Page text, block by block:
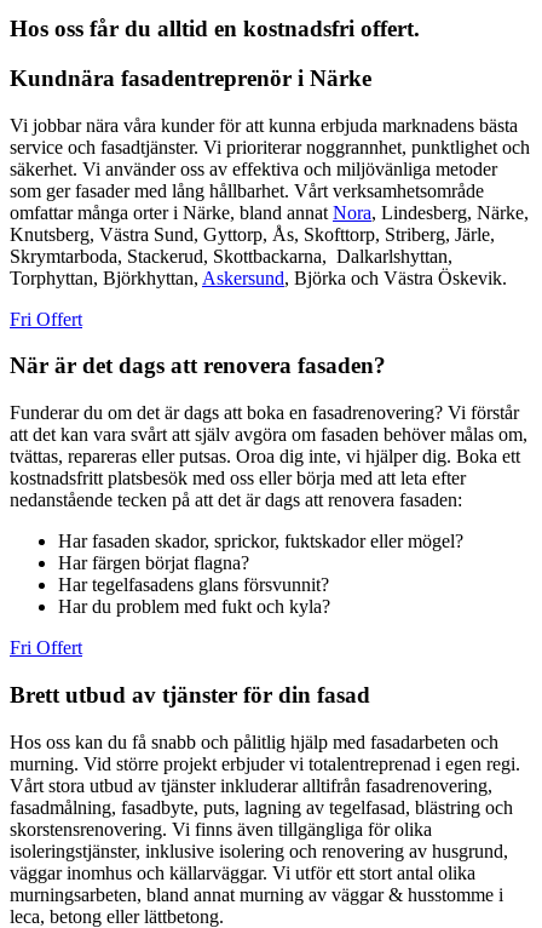
Hos oss får du alltid en kostnadsfri offert.
Kundnära fasadentreprenör i Närke
Vi jobbar nära våra kunder för att kunna erbjuda marknadens bästa
service och fasadtjänster. Vi prioriterar noggrannhet, punktlighet och
säkerhet. Vi använder oss av effektiva och miljövänliga metoder
som ger fasader med lång hållbarhet. Vårt verksamhetsområde
omfattar många orter i Närke, bland annat Nora, Lindesberg, Närke,
Knutsberg, Västra Sund, Gyttorp, Ås, Skofttorp, Striberg, Järle,
Skrymtarboda, Stackerud, Skottbackarna, Dalkarlshyttan,
Torphyttan, Björkhyttan, Askersund, Björka och Västra Öskevik.
Fri Offert
När är det dags att renovera fasaden?
Funderar du om det är dags att boka en fasadrenovering? Vi förstår
att det kan vara svårt att själv avgöra om fasaden behöver målas om,
tvättas, repareras eller putsas. Oroa dig inte, vi hjälper dig. Boka ett
kostnadsfritt platsbesök med oss eller börja med att leta efter
nedanstående tecken på att det är dags att renovera fasaden:
Har fasaden skador, sprickor, fuktskador eller mögel?
Har färgen börjat flagna?
Har tegelfasadens glans försvunnit?
Har du problem med fukt och kyla?
Fri Offert
Brett utbud av tjänster för din fasad
Hos oss kan du få snabb och pålitlig hjälp med fasadarbeten och
murning. Vid större projekt erbjuder vi totalentreprenad i egen regi.
Vårt stora utbud av tjänster inkluderar alltifrån fasadrenovering,
fasadmålning, fasadbyte, puts, lagning av tegelfasad, blästring och
skorstensrenovering. Vi finns även tillgängliga för olika
isoleringstjänster, inklusive isolering och renovering av husgrund,
väggar inomhus och källarväggar. Vi utför ett stort antal olika
murningsarbeten, bland annat murning av väggar & husstomme i
leca, betong eller lättbetong.